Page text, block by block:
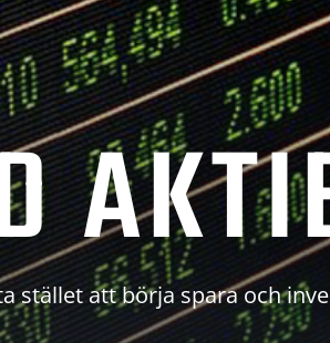
stället att börja spara och